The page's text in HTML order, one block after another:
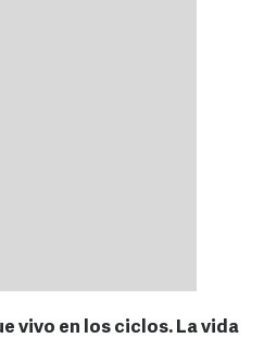
vivo en los ciclos. La vida